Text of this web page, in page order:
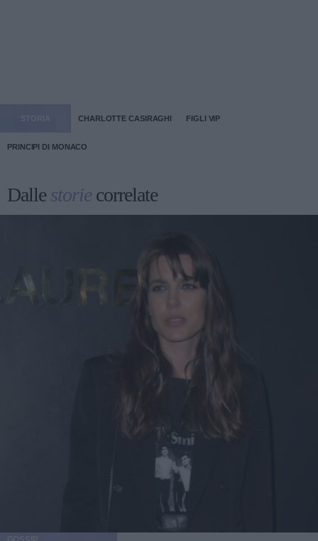
CHARLOTTE CASIRAGHI FIGLI VIP
PRINCIPI DI MONACO
Dallestorie correlate